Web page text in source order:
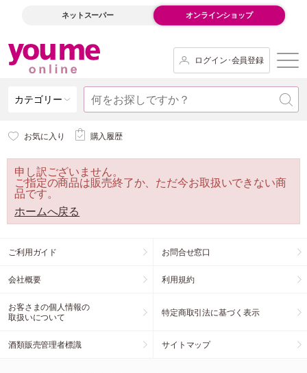
ネットスーパー オンラインショップ
ログイン･会員登録
カテゴリー
お気に入り 購入履歴
申し訳ございません。
ご指定の商品は販売終了か、ただ今お取扱いできない商
品です。
ホームへ戻る
ご利用ガイド お問合せ窓口
会社概要 利用規約
お客さまの個人情報の
取扱いについて
特定商取引法に基づく表示
酒類販売管理者標識 サイトマップ